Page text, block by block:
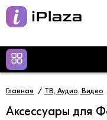
Главная ТВ, Аудио, Видео
Аксессуары для